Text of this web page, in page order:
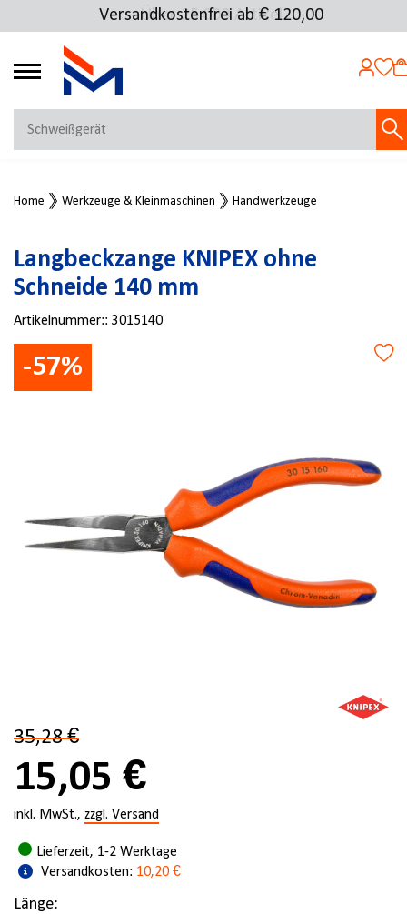
Über 25.000 Artikel
Versandkostenfrei ab € 120,00
4.69
MEIN KONTO
Jetzt anmelden
NEU BEI FMOSER?
Jetzt registrieren
Home Werkzeuge & Kleinmaschinen Handwerkzeuge
Langbeckzange KNIPEX ohne
Schneide 140 mm
Artikelnummer:: 3015140
-57%
35,28 €
15,05 €
inkl. MwSt., zzgl. Versand
Lieferzeit, 1-2 Werktage
Versandkosten: 10,20 €
Länge: